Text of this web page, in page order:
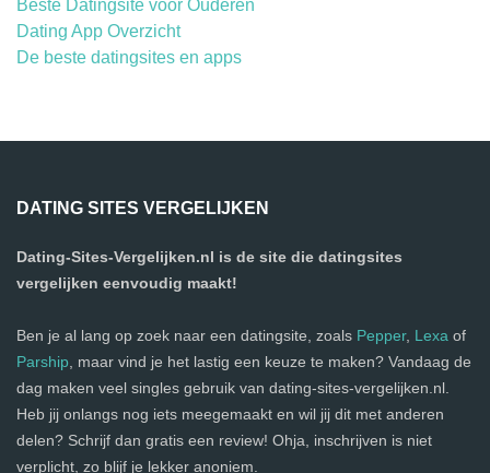
Beste Datingsite voor Ouderen
Dating App Overzicht
De beste datingsites en apps
DATING SITES VERGELIJKEN
Dating-Sites-Vergelijken.nl is de site die datingsites
vergelijken eenvoudig maakt!
Ben je al lang op zoek naar een datingsite, zoals Pepper, Lexa of
Parship, maar vind je het lastig een keuze te maken? Vandaag de
dag maken veel singles gebruik van dating-sites-vergelijken.nl.
Heb jij onlangs nog iets meegemaakt en wil jij dit met anderen
delen? Schrijf dan gratis een review! Ohja, inschrijven is niet
verplicht, zo blijf je lekker anoniem.